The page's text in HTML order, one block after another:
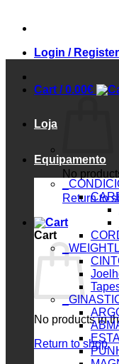
Login / Register
Cart /0.00€
No
Return to
Cart
No products in
Return to shop
Loja
Equipamento